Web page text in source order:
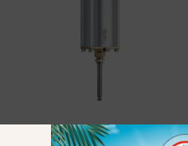
art. 0575 -Cilindro pneumatico a